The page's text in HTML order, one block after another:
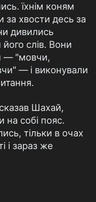
їхнім коням
за хвости десь за
дивились
слів. Вони
— "мовчи,
— і виконували
Шахай,
на собі пояс.
тільки в очах
і зараз же